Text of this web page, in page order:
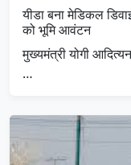
यीडा बना मेडिकल
को भूमि आवंटन
मुख्यमंत्री योगी
…